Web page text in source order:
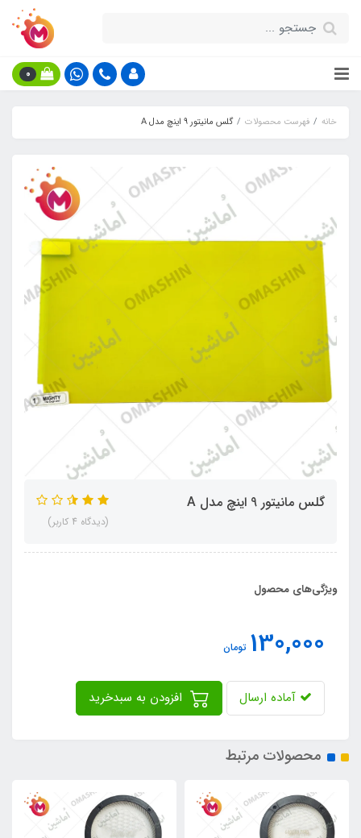
0
خانه فهرست محصولات گلس مانیتور 9 اینچ مدل A
گلس مانیتور 9 اینچ مدل A
(دیدگاه 4 کاربر)
ویژگی‌های محصول
130,000 تومان
آماده ارسال
محصولات مرتبط